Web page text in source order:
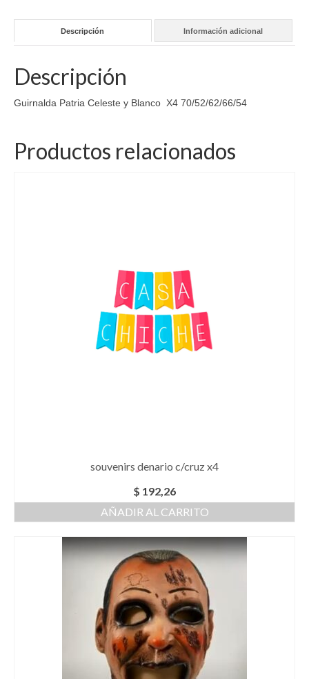
Descripción Información adicional
Descripción
Guirnalda Patria Celeste y Blanco X4 70/52/62/66/54
Productos relacionados
souvenirs denario c/cruz x4
$ 192,26
AÑADIR AL CARRITO